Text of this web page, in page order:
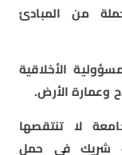
من المبادئ
الأخلاقية
وعمارة الأرض.
لا تنتقصها
شريك في حمل